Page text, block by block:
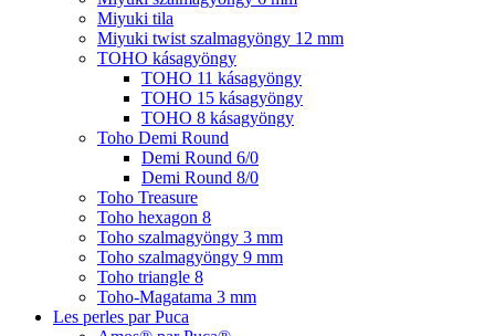
Miyuki tila
Miyuki twist szalmagyöngy 12 mm
TOHO kásagyöngy
TOHO 11 kásagyöngy
TOHO 15 kásagyöngy
TOHO 8 kásagyöngy
Toho Demi Round
Demi Round 6/0
Demi Round 8/0
Toho Treasure
Toho hexagon 8
Toho szalmagyöngy 3 mm
Toho szalmagyöngy 9 mm
Toho triangle 8
Toho-Magatama 3 mm
Les perles par Puca